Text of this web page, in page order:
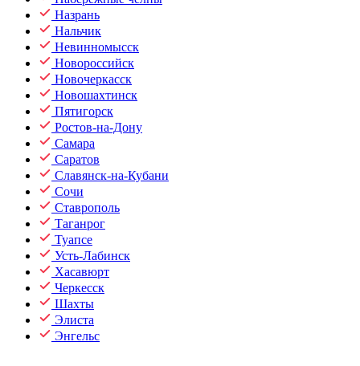
Назрань
Нальчик
Невинномысск
Новороссийск
Новочеркасск
Новошахтинск
Пятигорск
Ростов-на-Дону
Самара
Саратов
Славянск-на-Кубани
Сочи
Ставрополь
Таганрог
Туапсе
Усть-Лабинск
Хасавюрт
Черкесск
Шахты
Элиста
Энгельс